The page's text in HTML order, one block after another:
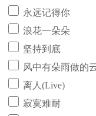
永远记得你
浪花一朵朵
坚持到底
风中有朵雨做的
离人(Live)
寂寞难耐